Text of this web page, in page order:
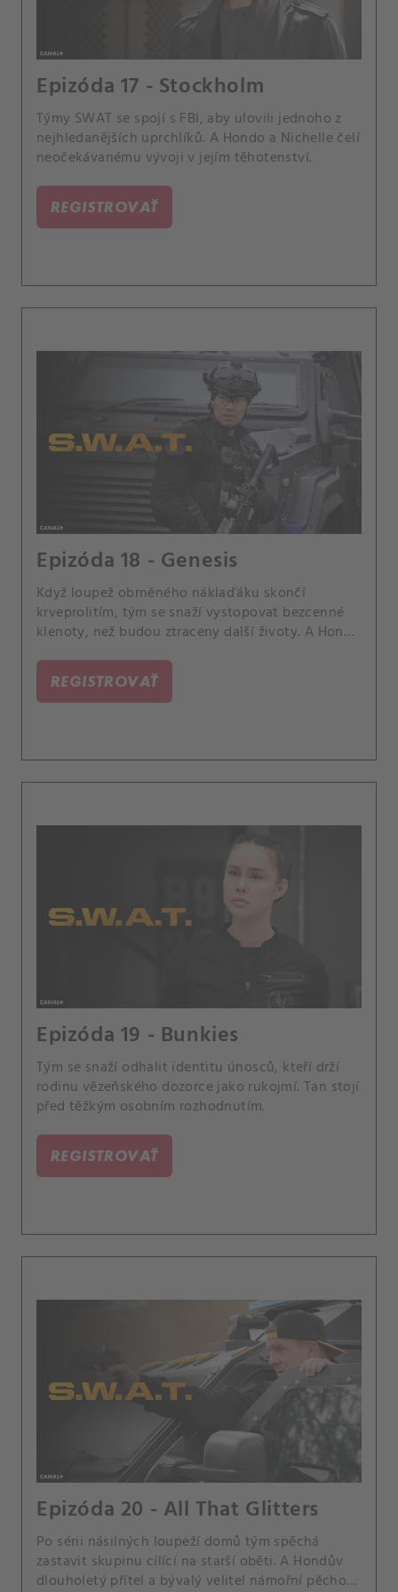
Epizóda 17 - Stockholm
Týmy SWAT se spojí s FBI, aby ulovili jednoho z
nejhledanějších uprchlíků. A Hondo a Nichelle čelí
neočekávanému vývoji v jejím těhotenství.
REGISTROVAŤ
Epizóda 18 - Genesis
Když loupež obrněného náklaďáku skončí
krveprolitím, tým se snaží vystopovat bezcenné
klenoty, než budou ztraceny další životy. A Hondu
REGISTROVAŤ
Epizóda 19 - Bunkies
Tým se snaží odhalit identitu únosců, kteří drží
rodinu vězeňského dozorce jako rukojmí. Tan stojí
před těžkým osobním rozhodnutím.
REGISTROVAŤ
Epizóda 20 - All That Glitters
Po sérii násilných loupeží domů tým spěchá
zastavit skupinu cílící na starší oběti. A Hondův
dlouholetý přítel a bývalý velitel námořní pěchoty